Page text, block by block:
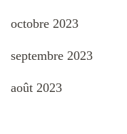
octobre 2023
septembre 2023
août 2023